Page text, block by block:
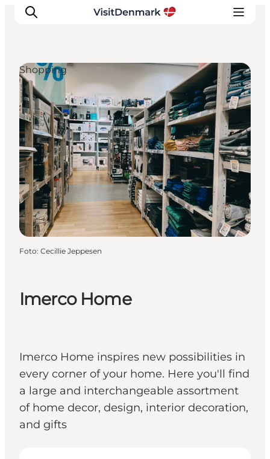
Ispirazioni
Dove andare
Cosa fare
Dove dormire
Pianifica il viaggio
Imerco Home
Imerco Home inspires new possibilities in
every corner of your home. Here you'll find
a large and interchangeable assortment
of home decor, design, interior decoration,
and gifts
Shopping
Foto: Cecillie Jeppesen